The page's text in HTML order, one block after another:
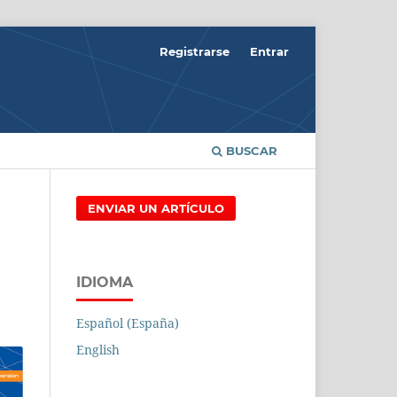
BUSCAR
Registrarse Entrar
ENVIAR UN ARTÍCULO
IDIOMA
Español (España)
English